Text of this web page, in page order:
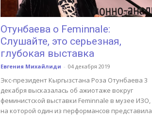
Отунбаева о Feminnale:
Слушайте, это серьезная,
глубокая выставка
Евгения Михайлиди - 04 декабря 2019
Экс-президент Кыргызстана Роза Отунбаева 3
декабря высказалась об ажиотаже вокруг
феминистской выставки Feminnale в музее ИЗО,
на которой один из перформансов представила